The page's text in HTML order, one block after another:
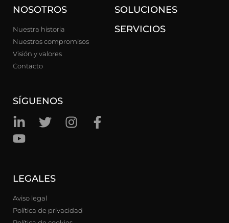
NOSOTROS
Nuestra historia
Nuestros compromisos
Visión y valores
Contacto
SÍGUENOS
SOLUCIONES
SERVICIOS
LEGALES
Aviso legal
Política de privacidad